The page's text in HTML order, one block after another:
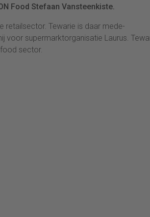
Food Stefaan Vansteenkiste.
retailsector. Tewarie is daar mede-
voor supermarktorganisatie Laurus.
sector.